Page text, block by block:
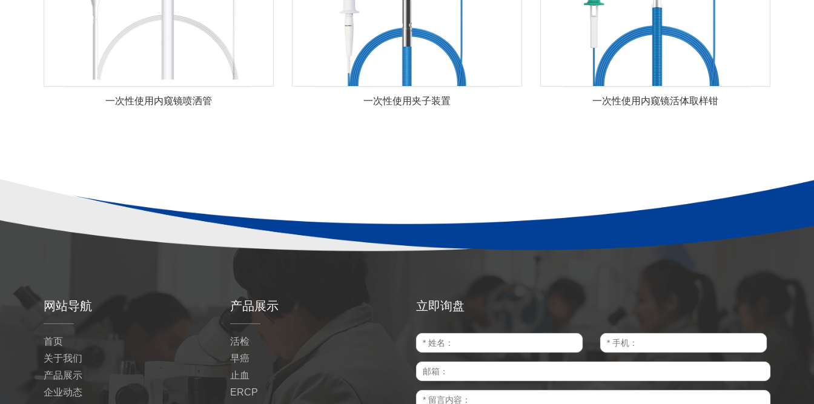
一次性使用内窥镜喷洒管 一次性使用夹子装置 一次性使用内窥镜活体取样钳
网站导航
首页
关于我们
产品展示
企业动态
产品展示
活检
早癌
止血
ERCP
立即询盘